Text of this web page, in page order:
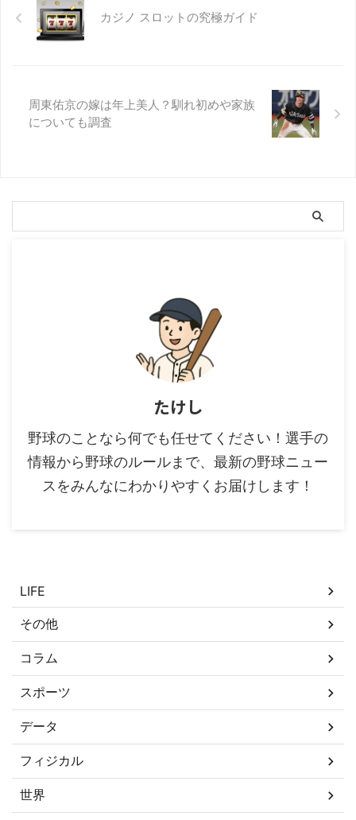
カジノ スロットの究極ガイド
周東佑京の嫁は年上美人？馴れ初めや家族
についても調査
たけし
野球のことなら何でも任せてください！選手の
情報から野球のルールまで、最新の野球ニュー
スをみんなにわかりやすくお届けします！
LIFE
その他
コラム
スポーツ
データ
フィジカル
世界